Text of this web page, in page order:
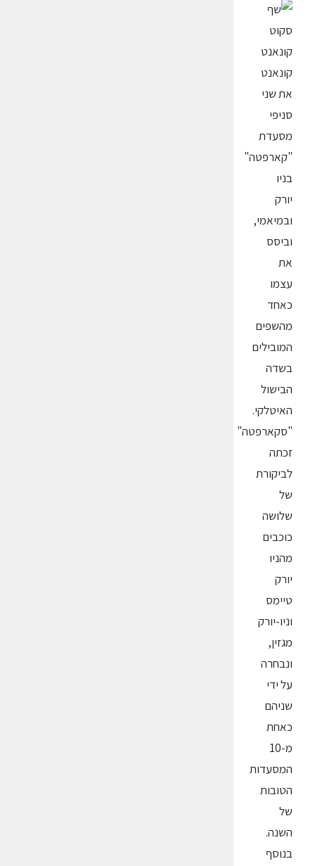
קונאנט
את שני
סניפי
מסעדת
"קארפטה"
בניו
יורק
ובמיאמי,
וביסס
את
עצמו
כאחד
מהשפים
המובילים
בשדה
הבישול
האיטלקי.
"סקארפטה"
זכתה
לביקורת
של
שלושה
כוכבים
מהניו
יורק
טיימס
וניו-יורק
מגזין,
ונבחרה
על ידי
שניהם
כאחת
מ-10
המסעדות
הטובות
של
השנה.
בנוסף